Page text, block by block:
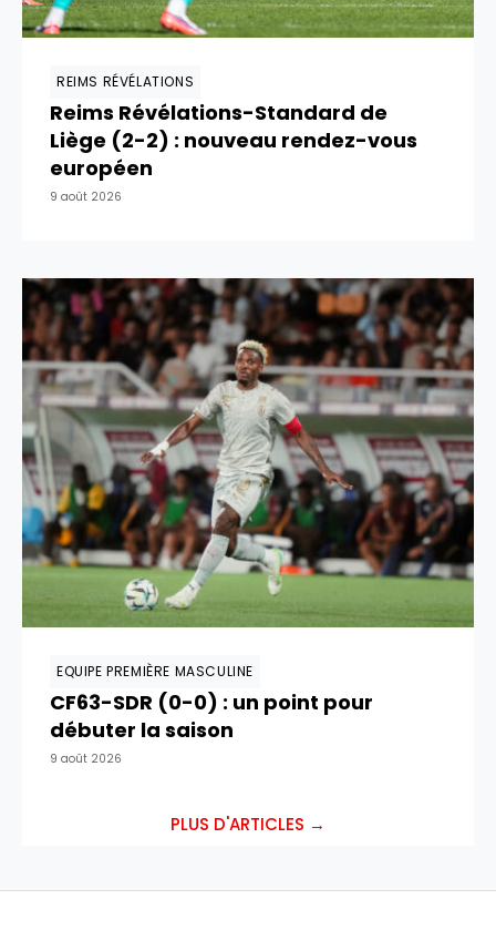
REIMS RÉVÉLATIONS
Reims Révélations-Standard de
Liège (2-2) : nouveau rendez-vous
européen
9 août 2026
EQUIPE PREMIÈRE MASCULINE
CF63-SDR (0-0) : un point pour
débuter la saison
9 août 2026
PLUS D'ARTICLES →